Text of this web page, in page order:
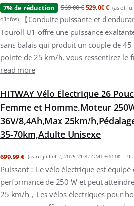
7% de réduction 569,00 €529,00 € (as of
d’infos)
【Conduite puissante et
Touroll U1 offre une puissance
sans balais qui produit un couple de 45
pointe de 25 km/h, vous ressentirez le
read more
HITWAY Vélo Électrique 26
Femme et Homme,Moteur
36V/8,4Ah,Max 25km/
35-70km,Adulte Unisexe
699,99 € (as of juillet 7, 2025 21:37 GMT +00:00 -
Puissant：Le vélo électrique est
performance de 250 W et peut
25 km/h，Les vélos électriques pour